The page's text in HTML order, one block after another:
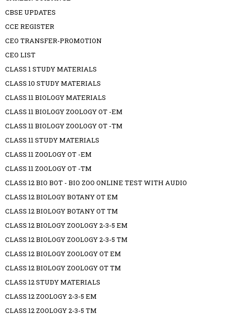
CBSE UPDATES
CCE REGISTER
CEO TRANSFER-PROMOTION
CEO LIST
CLASS 1 STUDY MATERIALS
CLASS 10 STUDY MATERIALS
CLASS 11 BIOLOGY MATERIALS
CLASS 11 BIOLOGY ZOOLOGY OT -EM
CLASS 11 BIOLOGY ZOOLOGY OT -TM
CLASS 11 STUDY MATERIALS
CLASS 11 ZOOLOGY OT -EM
CLASS 11 ZOOLOGY OT -TM
CLASS 12 BIO BOT - BIO ZOO ONLINE TEST WITH AUDIO
CLASS 12 BIOLOGY BOTANY OT EM
CLASS 12 BIOLOGY BOTANY OT TM
CLASS 12 BIOLOGY ZOOLOGY 2-3-5 EM
CLASS 12 BIOLOGY ZOOLOGY 2-3-5 TM
CLASS 12 BIOLOGY ZOOLOGY OT EM
CLASS 12 BIOLOGY ZOOLOGY OT TM
CLASS 12 STUDY MATERIALS
CLASS 12 ZOOLOGY 2-3-5 EM
CLASS 12 ZOOLOGY 2-3-5 TM